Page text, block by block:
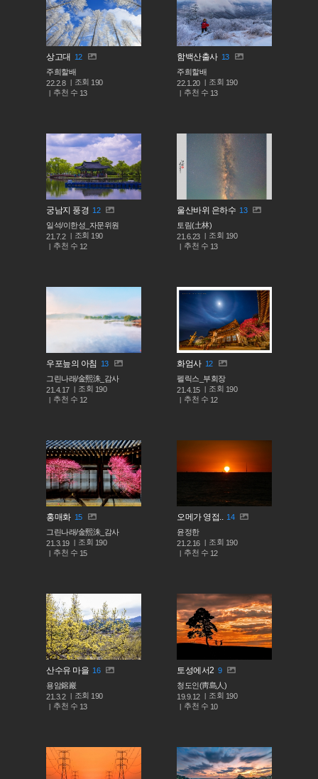
상고대
12
주희할배
22.2.8
조회 190
추천 수 13
함백산출사 13
주희할배
22.1.20
조회 190
추천 수 13
궁남지 풍경 12
일석/이한성_자문위원
21.7.2
조회 190
추천 수 12
울산바위 은하수 13
토림(土林)
21.6.23
조회 190
추천 수 13
우포늪의 아침
13
그린나래/金熙洙_감사
21.4.17
조회 190
추천 수 12
화엄사 12
펠릭스_부회장
21.4.15
조회 190
추천 수 12
홍매화 15
그린나래/金熙洙_감사
21.3.19
조회 190
추천 수 15
오메가 영접.. 14
윤정한
21.2.16
조회 190
추천 수 12
산수유 마을 16
용암鎔巖
21.3.2
조회 190
추천 수 13
토성에서2 9
청도인(靑島人)
19.9.12
조회 190
추천 수 10